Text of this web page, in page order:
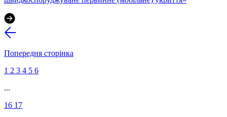
Попередня сторінка
1 2 3 4 5 6
...
16 17